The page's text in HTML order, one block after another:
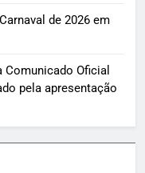
de 2026 em
Oficial
pela apresentação